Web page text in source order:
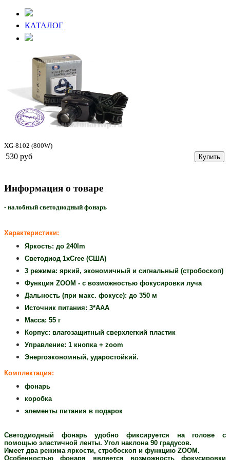
КАТАЛОГ
XG-8102 (800W)
530 руб Купить
Информация о товаре
- налобный светодиодный фонарь
Характеристики:
Яркость: до 240lm
Светодиод 1хCree (США)
3 режима: яркий, экономичный и сигнальный (стробоскоп)
Функция ZOOM - с возможностью фокусировки луча
Дальность (при макс. фокусе): до 350 м
Источник питания: 3*ААА
Масса: 55 г
Корпус: влагозащитный сверхлегкий пластик
Управление: 1 кнопка + zoom
Энергоэкономный, ударостойкий.
Комплектация:
фонарь
коробка
элементы питания в подарок
Светодиодный фонарь удобно фиксируется на голове с
помощью эластичной ленты. Угол наклона 90 градусов.
Имеет два режима яркости, стробоскоп и функцию ZOOM.
Особенностью фонаря является возможность фокусировки